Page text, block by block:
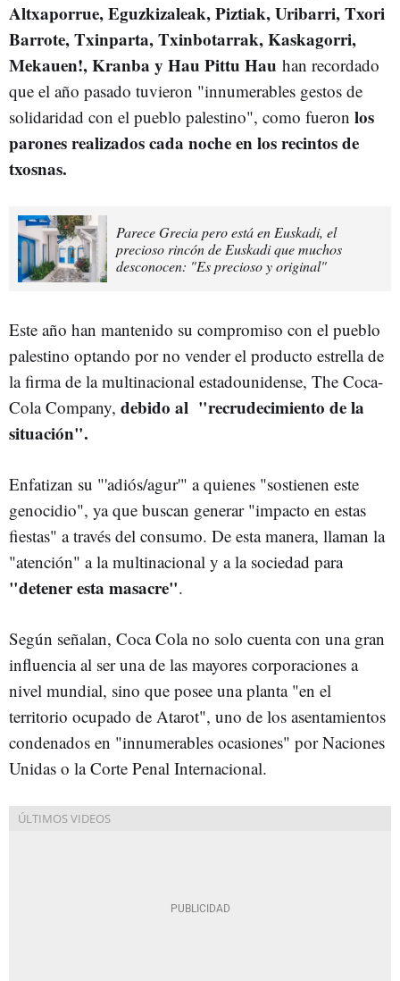
Altxaporrue, Eguzkizaleak, Piztiak, Uribarri, Txori
Barrote, Txinparta, Txinbotarrak, Kaskagorri,
Mekauen!, Kranba y Hau Pittu Hau han recordado
que el año pasado tuvieron "innumerables gestos de
solidaridad con el pueblo palestino", como fueron los
parones realizados cada noche en los recintos de
txosnas.
Parece Grecia pero está en Euskadi, el
precioso rincón de Euskadi que muchos
desconocen: "Es precioso y original"
Este año han mantenido su compromiso con el pueblo
palestino optando por no vender el producto estrella de
la firma de la multinacional estadounidense, The Coca-
Cola Company, debido al "recrudecimiento de la
situación".
Enfatizan su "'adiós/agur'" a quienes "sostienen este
genocidio", ya que buscan generar "impacto en estas
fiestas" a través del consumo. De esta manera, llaman la
"atención" a la multinacional y a la sociedad para
"detener esta masacre".
Según señalan, Coca Cola no solo cuenta con una gran
influencia al ser una de las mayores corporaciones a
nivel mundial, sino que posee una planta "en el
territorio ocupado de Atarot", uno de los asentamientos
condenados en "innumerables ocasiones" por Naciones
Unidas o la Corte Penal Internacional.